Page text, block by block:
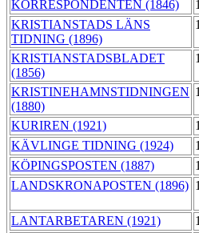
KORRESPONDENTEN (1846)
KRISTIANSTADS LÄNS
TIDNING (1896)
KRISTIANSTADSBLADET
(1856)
KRISTINEHAMNSTIDNINGEN
(1880)
KURIREN (1921)
KÄVLINGE TIDNING (1924)
KÖPINGSPOSTEN (1887)
LANDSKRONAPOSTEN (1896)
LANTARBETAREN (1921)